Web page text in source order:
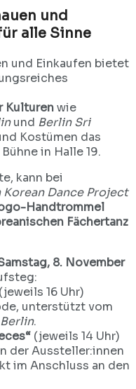
und
alle Sinne
und Einkaufen bietet
Kulturenwie
und Berlin Sri
Kostümen das
in Halle 19.
kann bei
Korean Dance Project
Handtrommel
Fächertanz
8. November
(jeweils 16 Uhr)
unterstützt vom
.
(jeweils 14 Uhr)
der Aussteller:innen
im Anschluss an den